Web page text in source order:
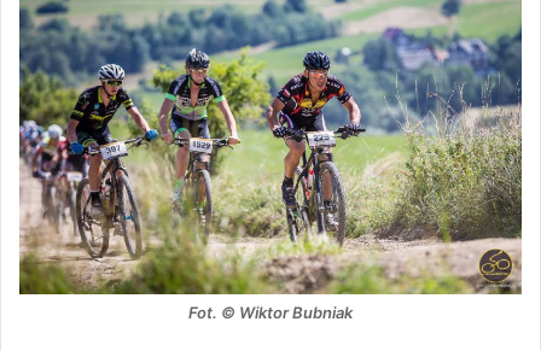
Fot. © Wiktor Bubniak